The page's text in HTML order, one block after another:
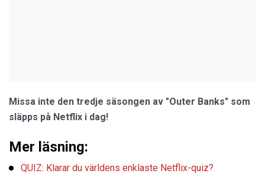
Missa inte den tredje säsongen av "Outer Banks" som
släpps på Netflix i dag!
Mer läsning:
QUIZ: Klarar du världens enklaste Netflix-quiz?